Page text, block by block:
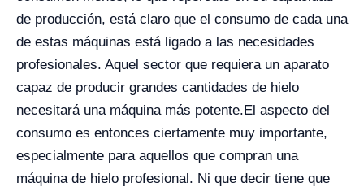
de producción, está claro que el consumo de cada una
de estas máquinas está ligado a las necesidades
profesionales. Aquel sector que requiera un aparato
capaz de producir grandes cantidades de hielo
necesitará una máquina más potente.El aspecto del
consumo es entonces ciertamente muy importante,
especialmente para aquellos que compran una
máquina de hielo profesional. Ni que decir tiene que